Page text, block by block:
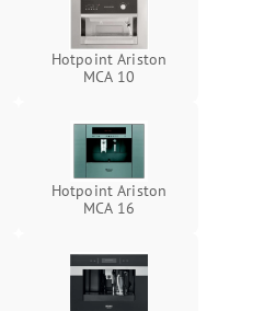
Hotpoint Ariston
MCA 10
Hotpoint Ariston
MCA 16